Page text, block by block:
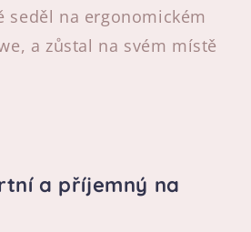
seděl na ergonomickém
a zůstal na svém místě
a příjemný na